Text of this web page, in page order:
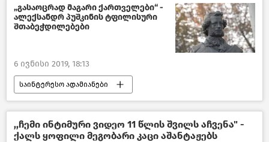
საქართველო
„გასაოცრად მაგარი ქართველები“ -
ალექსანდრ პუშკინის ტფილისური
შთაბეჭდილებები
6 ივნისი 2019, 18:13
საინტერესო ადამიანები
წასაკითხი ამბები
„დიდი ადამიანები საქართველოში“
,,ჩემი ინტიმური ვიდეო 11 წლის შვილს აჩვენა" -
ქალს ყოფილი მეგობარი კაცი აშანტაჟებს